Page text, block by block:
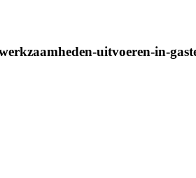
uitvoeren-in-